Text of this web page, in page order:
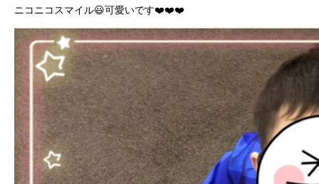
ニコニコスマイル😃可愛いです❤️❤️❤️